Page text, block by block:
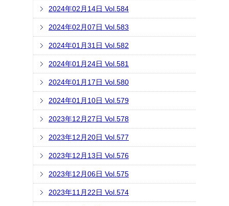
2024年02月14日 Vol.584
2024年02月07日 Vol.583
2024年01月31日 Vol.582
2024年01月24日 Vol.581
2024年01月17日 Vol.580
2024年01月10日 Vol.579
2023年12月27日 Vol.578
2023年12月20日 Vol.577
2023年12月13日 Vol.576
2023年12月06日 Vol.575
2023年11月22日 Vol.574